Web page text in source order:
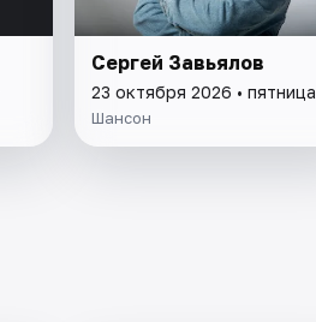
Сергей Завьялов
23 октября 2026 • пятница
Шансон